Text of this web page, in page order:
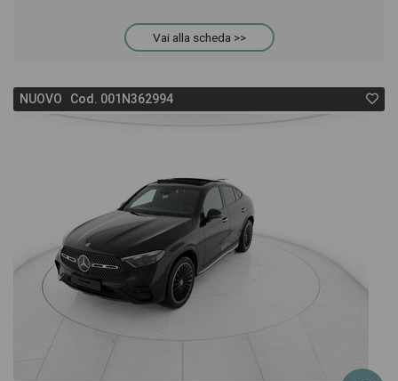
Vai alla scheda >>
NUOVO Cod. 001N362994